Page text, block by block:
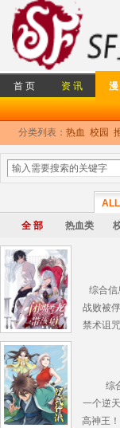
首 页 资 讯 漫
分类列表： 热血 校园
ALL
全 部 热血类
综合信
战败被
禁术诅
王带着
综
一个逆
高神王